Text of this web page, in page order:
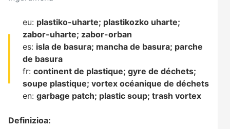
eu: plastiko-uharte; plastikozko uharte;
zabor-uharte; zabor-orban
es: isla de basura; mancha de basura; parche
de basura
fr:continent de plastique;gyre de déchets;
soupe plastique;vortex océanique de déchets
en:garbage patch; plastic soup;trash vortex
Definizioa: